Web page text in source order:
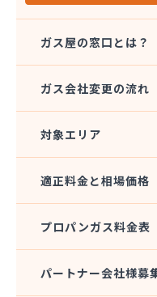
株式会社稲葉商店
株式会社宇都宮プロ
株式会社菊泉
株式会社県民ガス保
株式会社高圧容器検
株式会社篠田商店
株式会社小野里商店
株式会社瀬尾本店
株式会社西城
株式会社石沢商店
ガス屋の窓口とは？
ガス会社変更の流れ
対象エリア
適正料金と相場価格
プロパンガス料金表
パートナー会社様募